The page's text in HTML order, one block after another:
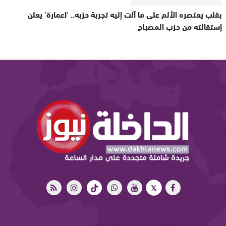
بقلب يعتصره الألم على ما آلت إليه تجربة حزبه.. ‘اعمارة’ يعلن
إستقالته من حزب المصبـاح